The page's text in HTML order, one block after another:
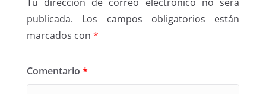
publicada.
Los campos obligatorios están
marcados con *
Comentario *